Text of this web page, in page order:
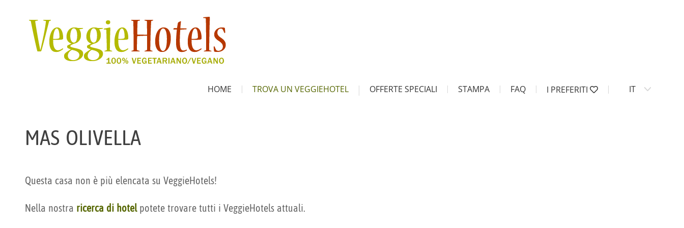
HOME TROVA UN VEGGIEHOTEL OFFERTE SPECIALI STAMPA FAQ I PREFERITI IT
MAS OLIVELLA
Questa casa non è più elencata su VeggieHotels!
Nella nostra ricerca di hotelpotete trovare tutti i VeggieHotels attuali.